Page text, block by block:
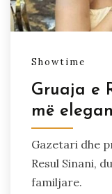
Showtime
Gruaja e
më
Gazetari dhe
Resul Sinani,
familjare.